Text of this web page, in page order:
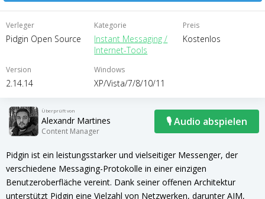
Verleger
Pidgin Open Source
Kategorie
Instant Messaging /
Internet-Tools
Preis
Kostenlos
Version
2.14.14
Windows
XP/Vista/7/8/10/11
🎙 Audio abspielen
Überprüft von
Alexandr Martines
Content Manager
Pidgin ist ein leistungsstarker und vielseitiger Messenger, der
verschiedene Messaging-Protokolle in einer einzigen
Benutzeroberfläche vereint. Dank seiner offenen Architektur
unterstützt Pidgin eine Vielzahl von Netzwerken, darunter AIM,